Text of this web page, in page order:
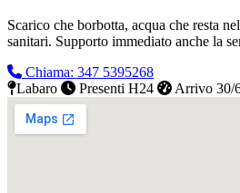
Scarico che borbotta, acqua che resta
sanitari. Supporto immediato anche la
Chiama: 347 5395268
Labaro
Presenti H24 Arrivo 30/